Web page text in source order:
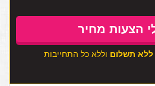
ללא תשלום וללא כל התחייבות